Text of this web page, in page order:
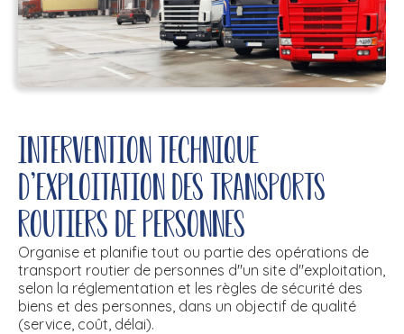
Intervention technique
d'exploitation des transports
routiers de personnes
Organise et planifie tout ou partie des opérations de
transport routier de personnes d''un site d''exploitation,
selon la réglementation et les règles de sécurité des
biens et des personnes, dans un objectif de qualité
(service, coût, délai).